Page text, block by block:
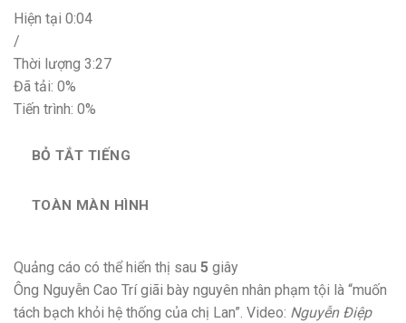
Hiện tại 0:04
/
Thời lượng 3:27
Đã tải: 0%
Tiến trình: 0%
BỎ TẮT TIẾNG
TOÀN MÀN HÌNH
Quảng cáo có thể hiển thị sau 5 giây
Ông Nguyễn Cao Trí giãi bày nguyên nhân phạm tội là “muốn
tách bạch khỏi hệ thống của chị Lan”. Video: Nguyễn Điệp